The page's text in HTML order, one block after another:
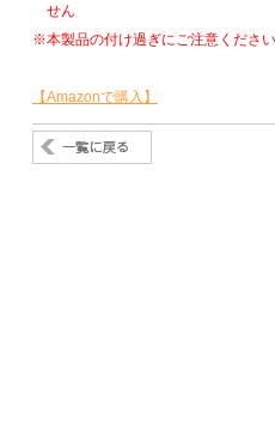
せん
※本製品の付け過ぎにご注意くださ
【Amazonで購入】